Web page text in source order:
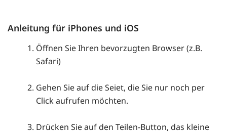
Anleitung für iPhones und iOS
Öffnen Sie Ihren bevorzugten Browser (z.B.
Safari)
Gehen Sie auf die Seiet, die Sie nur noch per
Click aufrufen möchten.
Drücken Sie auf den Teilen-Button, das kleine